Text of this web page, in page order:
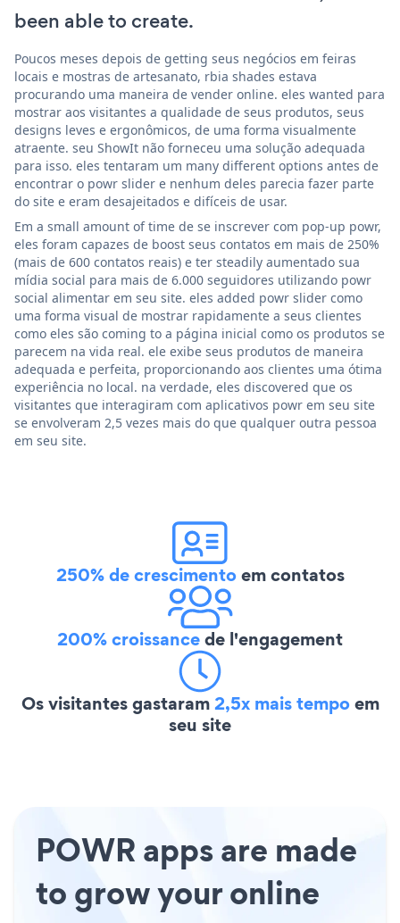
been able to create.
Poucos meses depois de getting seus negócios em feiras
locais e mostras de artesanato, rbia shades estava
procurando uma maneira de vender online. eles wanted para
mostrar aos visitantes a qualidade de seus produtos, seus
designs leves e ergonômicos, de uma forma visualmente
atraente. seu ShowIt não forneceu uma solução adequada
para isso. eles tentaram um many different options antes de
encontrar o powr slider e nenhum deles parecia fazer parte
do site e eram desajeitados e difíceis de usar.
Em a small amount of time de se inscrever com pop-up powr,
eles foram capazes de boost seus contatos em mais de 250%
(mais de 600 contatos reais) e ter steadily aumentado sua
mídia social para mais de 6.000 seguidores utilizando powr
social alimentar em seu site. eles added powr slider como
uma forma visual de mostrar rapidamente a seus clientes
como eles são coming to a página inicial como os produtos se
parecem na vida real. ele exibe seus produtos de maneira
adequada e perfeita, proporcionando aos clientes uma ótima
experiência no local. na verdade, eles discovered que os
visitantes que interagiram com aplicativos powr em seu site
se envolveram 2,5 vezes mais do que qualquer outra pessoa
em seu site.
250% de crescimentoem contatos
200% croissancede l'engagement
Os visitantes gastaram2,5x mais tempoem
seu site
POWR apps are made
to grow your online